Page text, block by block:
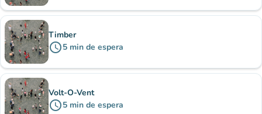
Timber
schedule5 min de espera
Volt-O-Vent
schedule5 min de espera